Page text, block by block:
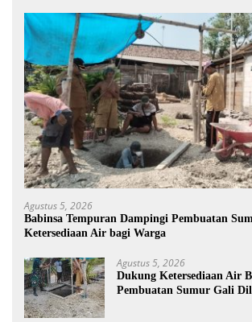
Agustus 5, 2026
Babinsa Tempuran Dampingi Pembuatan
Ketersediaan Air bagi Warga
Agustus 5, 2026
Dukung Ketersediaan Air
Pembuatan Sumur Gali